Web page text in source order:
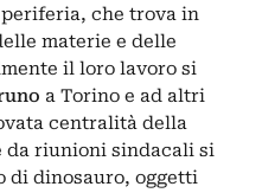
che trova in
materie e delle
il loro lavoro si
a Torino e ad altri
centralità della
da riunioni sindacali si
di dinosauro, oggetti